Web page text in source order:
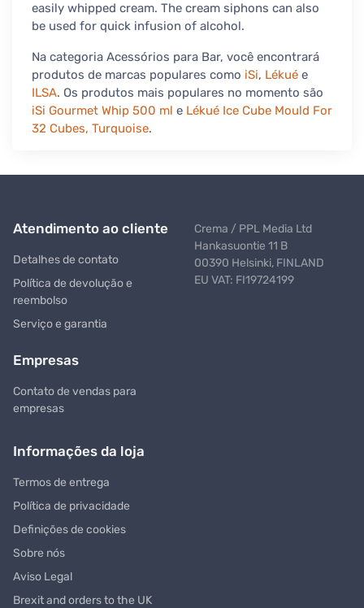
easily whipped cream. The cream siphons can also
be used for quick infusion of alcohol.
Na categoria Acessórios para Bar, você encontrará
produtos de marcas populares como iSi, Lékué e
ILSA. Os produtos mais populares no momento são
iSi Gourmet Whip 500 ml e Lékué Ice Cube Mould For
32 Cubes, Turquoise.
Atendimento ao cliente
Detalhes de contato
Política de devolução e
reembolso
Serviço e garantia
Empresas
Contato de vendas para
empresas
Crema / PPL Media Ltd
Hankasuontie 11 B
00390 Helsinki, FINLAND
EU VAT: FI19724199
Informações da loja
Termos de entrega
Política de privacidade
Definições de cookies
Sobre nós
Aviso Legal
Brexit and orders to the UK